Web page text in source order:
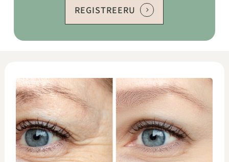
REGISTREERU